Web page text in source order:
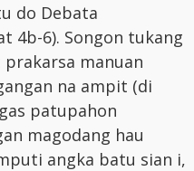
do Debata
4b-6). Songon tukang
manuan
na ampit (di
patupahon
magodang hau
angka batu sian i,